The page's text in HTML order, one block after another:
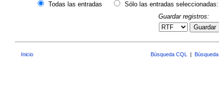
Todas las entradas
Sólo las entradas seleccionadas:
Guardar registros:
Guardar
Inicio Búsqueda CQL